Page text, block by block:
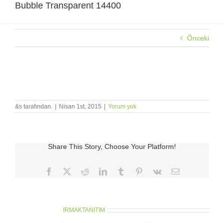
Bubble Transparent 14400
Önceki
&s tarafından. Nisan 1st, 2015 Yorum yok
Share This Story, Choose Your Platform!
Facebook RedditLinkedInTumblr Pinterest
Vk
E-
IRMAKTANITIM